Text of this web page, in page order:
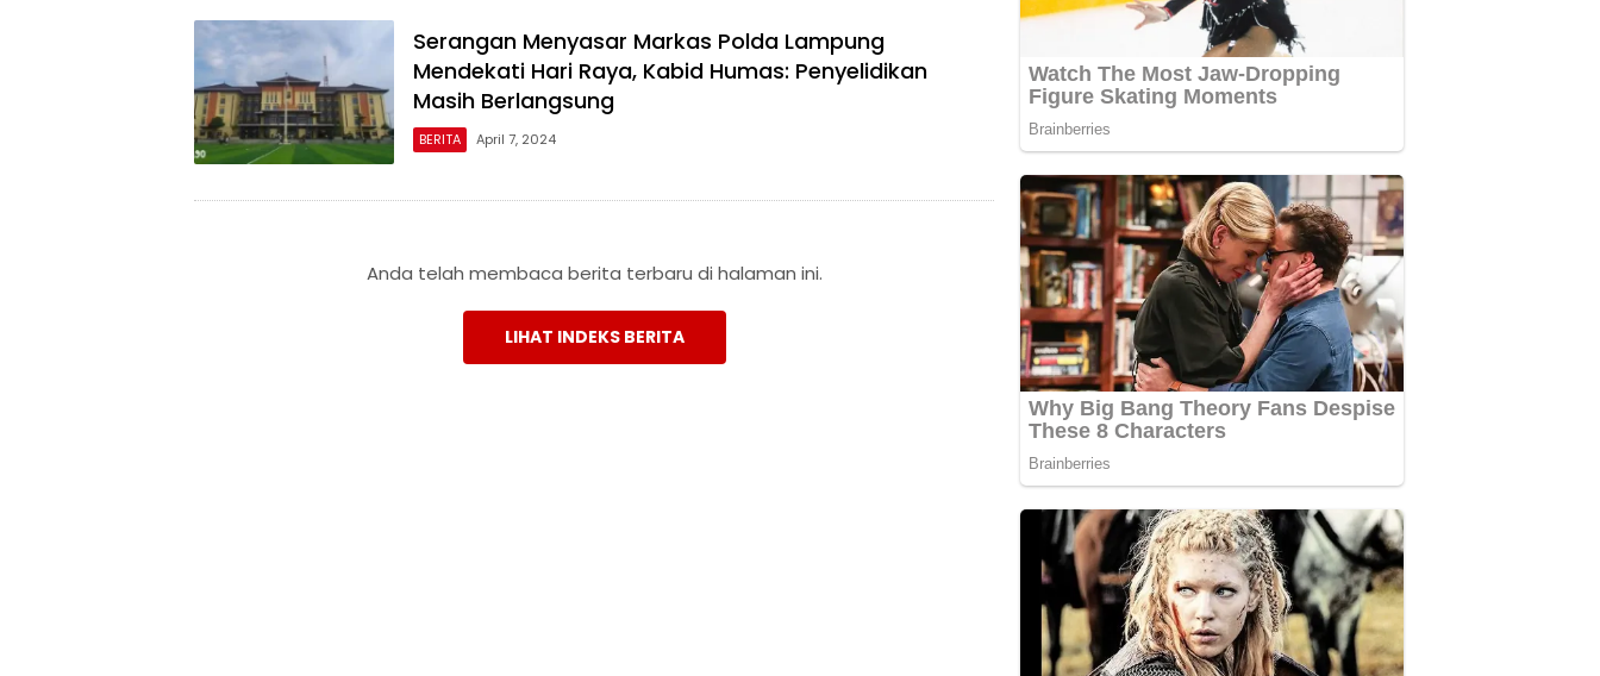
Serangan Menyasar Markas Polda Lampung
Mendekati Hari Raya, Kabid Humas: Penyelidikan
Masih Berlangsung
BERITA April 7, 2024
Anda telah membaca berita terbaru di halaman ini.
LIHAT INDEKS BERITA